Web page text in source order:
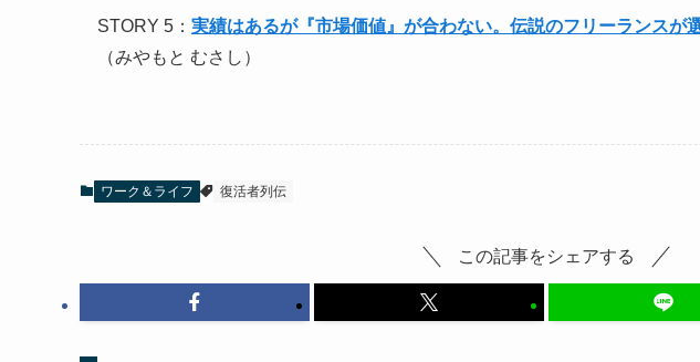
STORY 5： 実績はあるが『市場価値』が合わない。伝説のフリーランスが
（みやもと むさし）
ワーク＆ライフ 復活者列伝
この記事をシェアする